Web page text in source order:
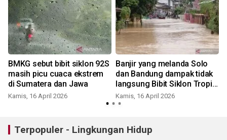
BMKG sebut bibit siklon 92S
masih picu cuaca ekstrem
di Sumatera dan Jawa
Kamis, 16 April 2026
Banjir yang melanda Solo
dan Bandung dampak tidak
langsung Bibit Siklon Tropis
92S
Kamis, 16 April 2026
Terpopuler - Lingkungan Hidup